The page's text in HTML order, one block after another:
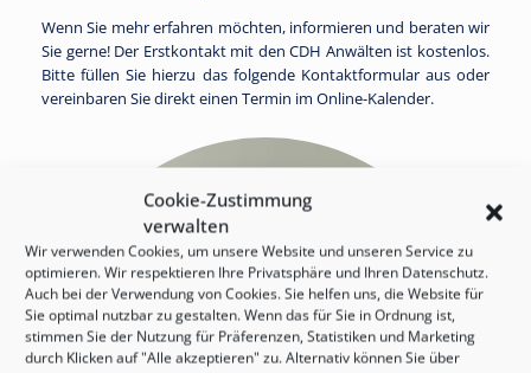
Cookie-Zustimmung
verwalten
Wir verwenden Cookies, um unsere Website und unseren Service zu
optimieren. Wir respektieren Ihre Privatsphäre und Ihren Datenschutz.
Auch bei der Verwendung von Cookies. Sie helfen uns, die Website für
Sie optimal nutzbar zu gestalten. Wenn das für Sie in Ordnung ist,
stimmen Sie der Nutzung für Präferenzen, Statistiken und Marketing
durch Klicken auf "Alle akzeptieren" zu. Alternativ können Sie über
Wenn Sie mehr erfahren möchten, informieren und beraten wir
Sie gerne! Der Erstkontakt mit den CDH Anwälten ist kostenlos.
Bitte füllen Sie hierzu das folgende Kontaktformular aus oder
vereinbaren Sie direkt einen Termin im Online-Kalender.